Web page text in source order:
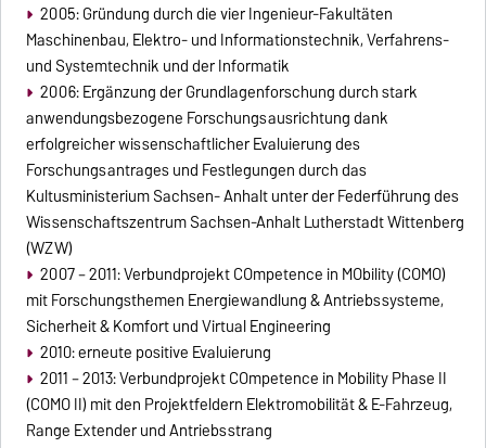
2005: Gründung durch die vier Ingenieur-Fakultäten
Maschinenbau, Elektro- und Informationstechnik, Verfahrens-
und Systemtechnik und der Informatik
2006: Ergänzung der Grundlagenforschung durch stark
anwendungsbezogene Forschungsausrichtung dank
erfolgreicher wissenschaftlicher Evaluierung des
Forschungsantrages und Festlegungen durch das
Kultusministerium Sachsen- Anhalt unter der Federführung des
Wissenschaftszentrum Sachsen-Anhalt Lutherstadt Wittenberg
(WZW)
2007 – 2011: Verbundprojekt COmpetence in MObility (COMO)
mit Forschungsthemen Energiewandlung & Antriebssysteme,
Sicherheit & Komfort und Virtual Engineering
2010: erneute positive Evaluierung
2011 – 2013: Verbundprojekt COmpetence in Mobility Phase II
(COMO II) mit den Projektfeldern Elektromobilität & E-Fahrzeug,
Range Extender und Antriebsstrang